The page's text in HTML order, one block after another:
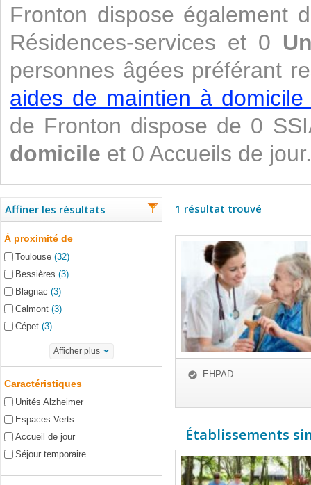
Fronton dispose également
Résidences-services et 0
personnes âgées préférant
aides de maintien à
de Fronton dispose de 0
domicile et 0 Accueils de jour.
Affiner les résultats
À proximité de
Toulouse (32)
Bessières (3)
Blagnac (3)
Calmont (3)
Cépet (3)
Afficher plus
Caractéristiques
Unités Alzheimer
Espaces Verts
Accueil de jour
Séjour temporaire
1 résultat trouvé
EHPAD
Établissements